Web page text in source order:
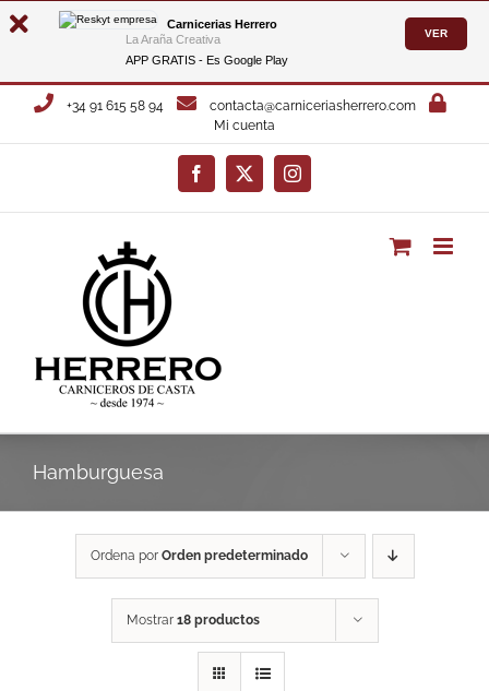
Carnicerias Herrero
La Araña Creativa
APP GRATIS - Es Google Play
VER
Saltar
+34 91 615 58 94
contacta@carniceriasherrero.com
Mi cuenta
Facebook
X Instagram
Hamburguesa
Ordena por Orden predeterminado
Mostrar 18 productos